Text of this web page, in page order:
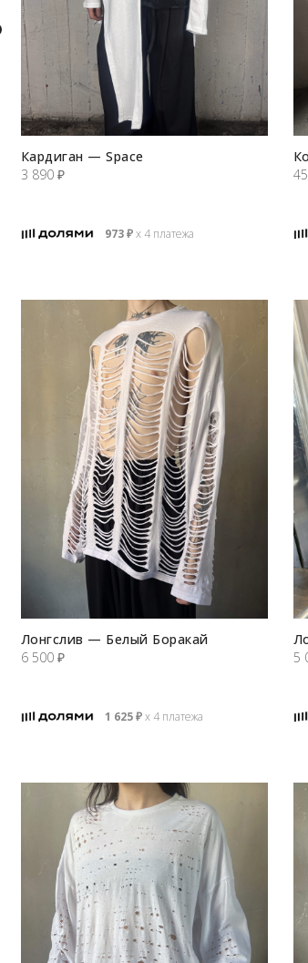
Кардиган — Space
3 890 ₽
973₽х 4 платежа
Лонгслив — Белый Боракай
6 500 ₽
1 625₽х 4 платежа
5